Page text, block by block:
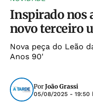
Inspirado nos
novo terceiro
Nova peça do Leão
Anos 90'
Por João Grassi
05/08/2025 - 19:50